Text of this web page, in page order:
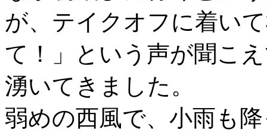
が、テイクオフに着い
て！」という声が聞こ
湧いてきました。
弱めの西風で、小雨も